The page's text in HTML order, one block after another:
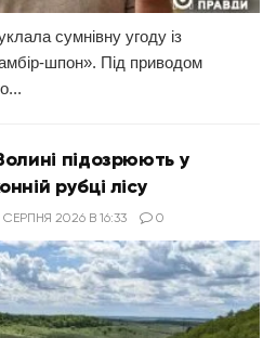
сумнівну угоду із
шпон». Під приводом
підозрюють у
рубці лісу
2026 В 16:33 0